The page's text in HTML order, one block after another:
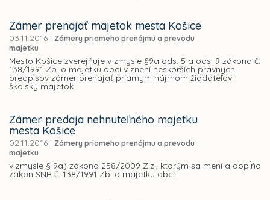
Zámer prenajať majetok mesta Košice
03.11.2016 | Zámery priameho prenájmu a prevodu
majetku
Mesto Košice zverejňuje v zmysle §9a ods. 5 a ods. 9 zákona č.
138/1991 Zb. o majetku obcí v znení neskorších právnych
predpisov zámer prenajať priamym nájmom žiadateľovi
školský majetok
Zámer predaja nehnuteľného majetku
mesta Košice
02.11.2016 | Zámery priameho prenájmu a prevodu
majetku
v zmysle § 9a) zákona 258/2009 Z.z., ktorým sa mení a dopĺňa
zákon SNR č. 138/1991 Zb. o majetku obcí